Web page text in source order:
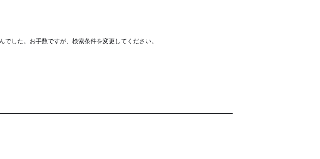
でした。お手数ですが、検索条件を変更してください。